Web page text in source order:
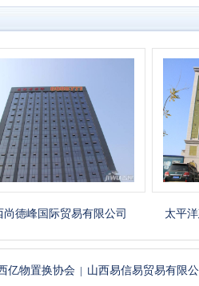
际贸易有限公司 太平洋建设集
亿物置换协会 | 山西易信易贸易有限